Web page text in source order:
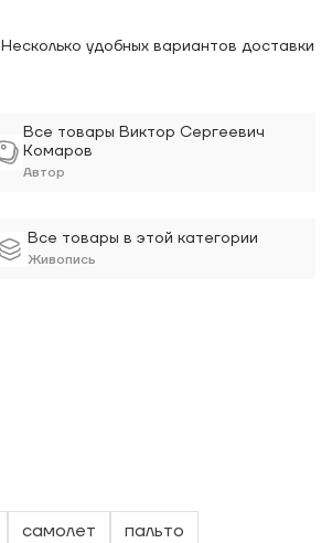
Несколько удобных вариантов доставки
Все товары Виктор Сергеевич
Комаров
Автор
Все товары в этой категории
Живопись
самолет пальто